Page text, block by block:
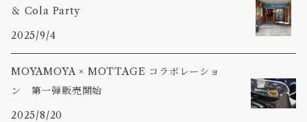
＆ Cola Party
2025/9/4
MOYAMOYA × MOTTAGE コラボレーショ
ン 第一弾販売開始
2025/8/20